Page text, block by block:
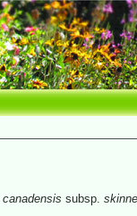
canadensis subsp.